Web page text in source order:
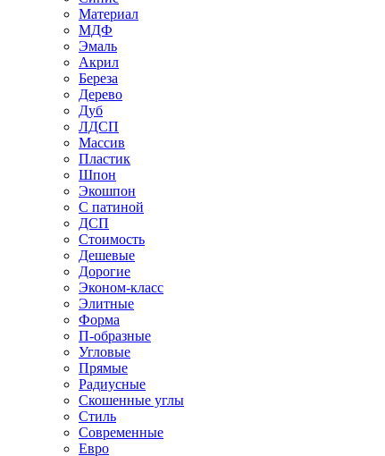
Материал
МДФ
Эмаль
Акрил
Береза
Дерево
Дуб
ЛДСП
Массив
Пластик
Шпон
Экошпон
С патиной
ДСП
Стоимость
Дешевые
Дорогие
Эконом-класс
Элитные
Форма
П-образные
Угловые
Прямые
Радиусные
Скошенные углы
Стиль
Современные
Евро